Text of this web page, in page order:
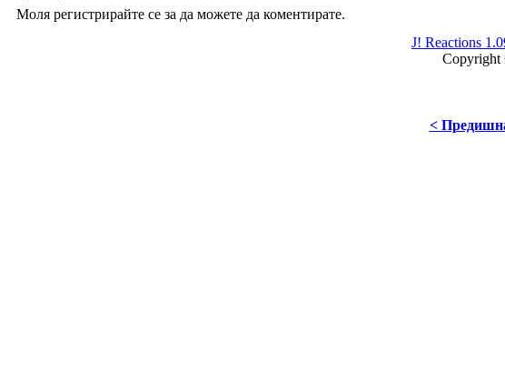
Моля регистрирайте се за да можете да коментирате.
J! Reactions
Copyright
<